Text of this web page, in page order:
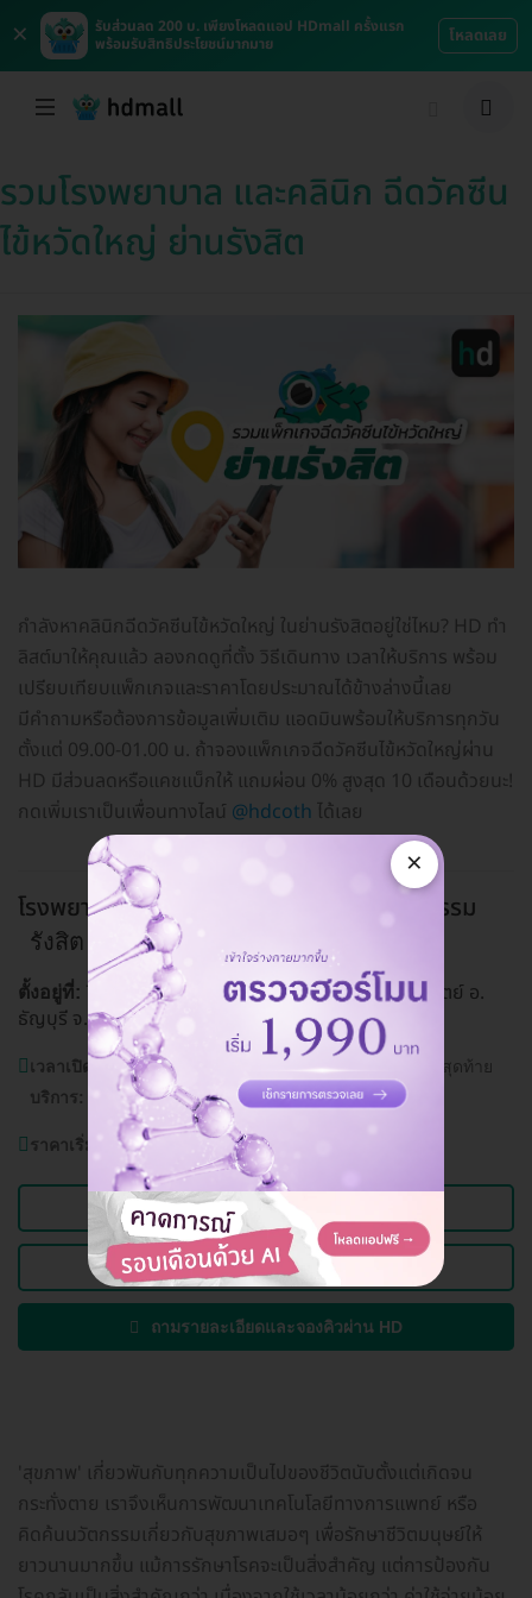
×
รับส่วนลด 200 บ. เพียงโหลดแอป HDmall ครั้งแรก
พร้อมรับสิทธิประโยชน์มากมาย
โหลดเลย
รวมโรงพยาบาล และคลินิก ฉีดวัคซีน
ไข้หวัดใหญ่ ย่านรังสิต
กำลังหาคลินิกฉีดวัคซีนไข้หวัดใหญ่ ในย่านรังสิตอยู่ใช่ไหม? HD ทำ
ลิสต์มาให้คุณแล้ว ลองกดดูที่ตั้ง วิธีเดินทาง เวลาให้บริการ พร้อม
เปรียบเทียบแพ็กเกจและราคาโดยประมาณได้ข้างล่างนี้เลย
มีคำถามหรือต้องการข้อมูลเพิ่มเติม แอดมินพร้อมให้บริการทุกวัน
ตั้งแต่ 09.00-01.00 น. ถ้าจองแพ็กเกจฉีดวัคซีนไข้หวัดใหญ่ผ่าน
HD มีส่วนลดหรือแคชแบ็กให้ แถมผ่อน 0% สูงสุด 10 เดือนด้วยนะ!
กดเพิ่มเราเป็นเพื่อนทางไลน์ @hdcoth ได้เลย
โรงพยาบาลบางปะกอก รังสิต 2 แผนกอายุรกรรม
รังสิต
ตั้งอยู่ที่: 757 ถ. รังสิต-นครนายก (คลอง 2) ต. ประชาธิปัตย์ อ.
ธัญบุรี จ. ปทุมธานี 12130
ดูแผนที่คลินิก
เวลาเปิด
บริการ:
วันจันทร์ - อาทิตย์ 08.00 - 20.00 น. (รับนัดสุดท้าย
19.00 น.)
ราคาเริ่มต้นที่1,099 บาท
ดูข้อมูลคลินิก
ดูแพ็กเกจอื่นของคลินิกนี้
ถามรายละเอียดและจองคิวผ่าน HD
'สุขภาพ' เกี่ยวพันกับทุกความเป็นไปของชีวิตนับตั้งแต่เกิดจน
กระทั่งตาย เราจึงเห็นการพัฒนาเทคโนโลยีทางการแพทย์ หรือ
คิดค้นนวัตกรรมเกี่ยวกับสุขภาพเสมอๆ เพื่อรักษาชีวิตมนุษย์ให้
ยาวนานมากขึ้น แม้การรักษาโรคจะเป็นสิ่งสำคัญ แต่การป้องกัน
×